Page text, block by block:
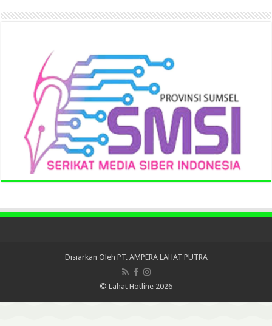
Disiarkan Oleh PT. AMPERA LAHAT PUTRA
© Lahat Hotline 2026